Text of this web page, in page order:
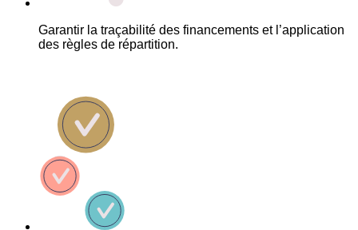
Garantir la traçabilité des financements et l’application
des règles de répartition.